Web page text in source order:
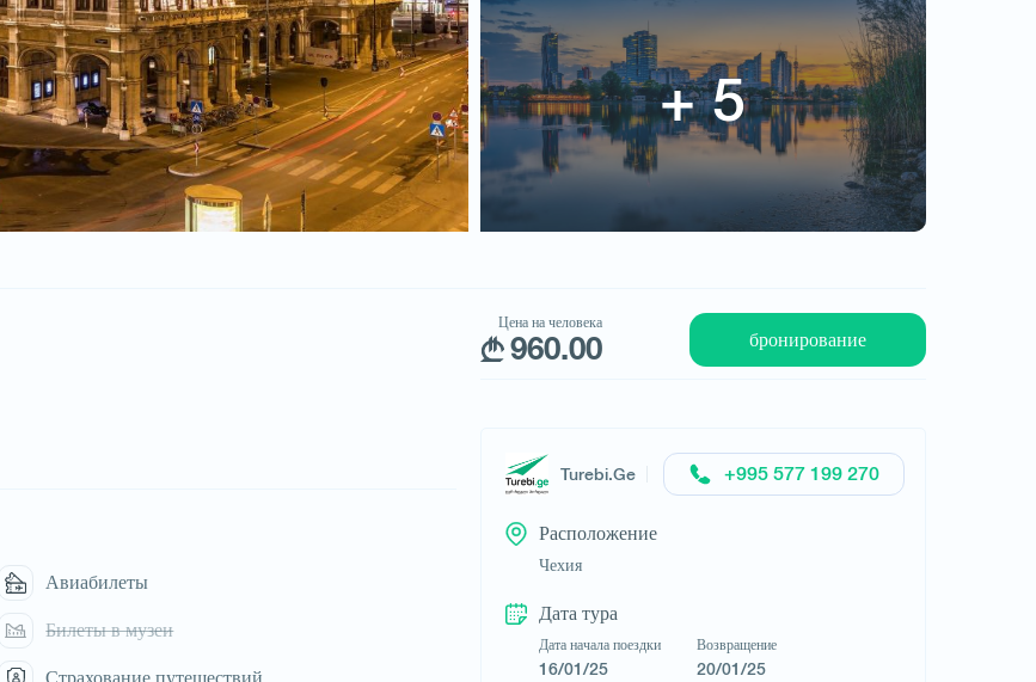
960.00
Авиабилеты
Билеты в музеи
Цена на человека
960.00 бронирование
Turebi.Ge +995 577 199 270
Расположение
Чехия
Дата тура
Дата начала поездки
16/01/25
Возвращение
20/01/25